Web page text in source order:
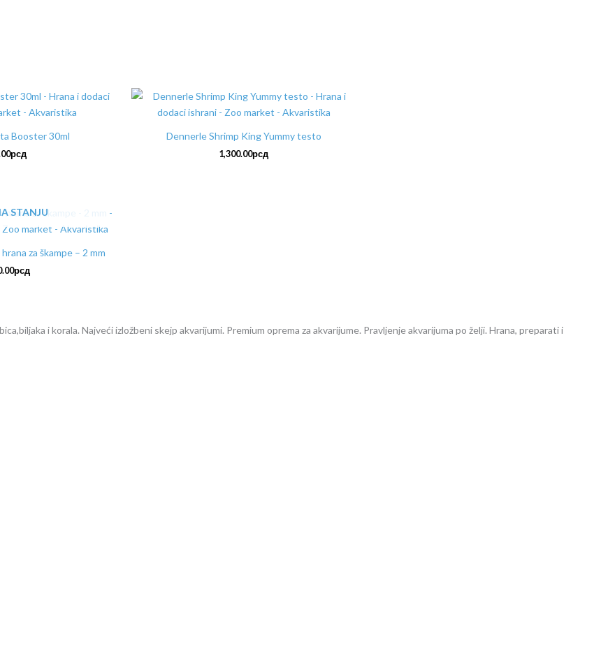
Booster 30ml
рсд
Dennerle Shrimp King Yummy testo
1,300.00рсд
STANJU
za škampe – 2 mm
рсд
i korala. Najveći izložbeni skejp akvarijumi. Premium oprema za akvarijume. Pravljenje akvarijuma po želji. Hrana, preparati i